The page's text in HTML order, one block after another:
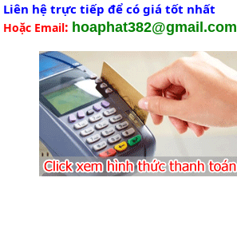
Liên hệ trực tiếp để có giá tốt nhất
Hoặc Email: hoaphat382@gmail.com